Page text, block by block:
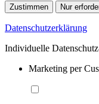
Zustimmen Nur
Datenschutzerklärung
Individuelle
Marketing per